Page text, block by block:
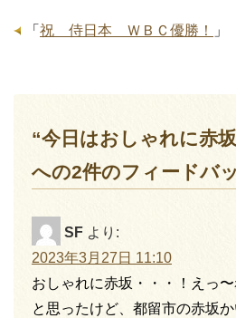
「 祝 侍日本 ＷＢＣ優勝！ 」
“今日はおしゃれに赤
への2件のフィードバ
SF より:
2023年3月27日 11:10
おしゃれに赤坂・・・！えっ
と思ったけど、都留市の赤坂